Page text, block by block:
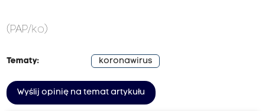
(PAP/ko)
Tematy: koronawirus
Wyślij opinię na temat artykułu